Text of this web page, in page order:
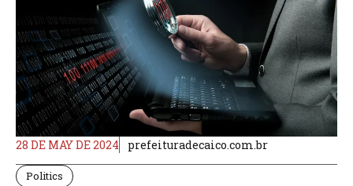
28 DE MAY DE 2024 prefeituradecaico.com.br
Politics